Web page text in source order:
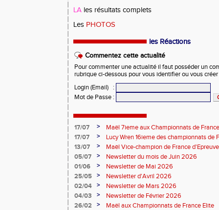
LA les résultats complets
Les PHOTOS
les Réactions
Commentez cette actualité
Pour commenter une actualité il faut posséder un
rubrique ci-dessous pour vous identifier ou vous
Login (Email)
:
Mot de Passe :
17/07 >
Maël 7ieme aux Championnats de
17/07
>
Lucy Wren 16ieme des championnats de
perche
13/07 >
Maël Vice-champion de France
05/07
>
Newsletter du mois de Juin 2026
01/06
>
Newsletter de Mai 2026
25/05
>
Newsletter d'Avril 2026
02/04
>
Newsletter de Mars 2026
04/03
>
Newsletter de Février 2026
26/02
>
Maël aux Championnats de France Elite